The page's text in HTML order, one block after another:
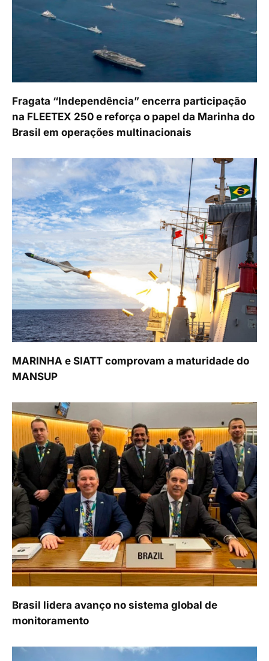
Fragata “Independência” encerra participação
na FLEETEX 250 e reforça o papel da Marinha do
Brasil em operações multinacionais
MARINHA e SIATT comprovam a maturidade do
MANSUP
Brasil lidera avanço no sistema global de
monitoramento